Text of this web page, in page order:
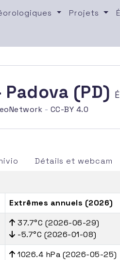
Projets
(PD)
- CC-BY 4.0
Détails et webcam
Extrêmes annuels (2026)
37.7°C (2026-06-29)
-5.7°C (2026-01-08)
1026.4 hPa (2026-05-25)